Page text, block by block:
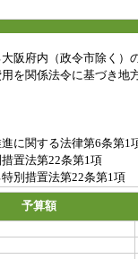
阪府内（政令市除く）
を関係法令に基づき地
に関する法律第6条第1
置法第22条第1項
別措置法第22条第1項
予算額